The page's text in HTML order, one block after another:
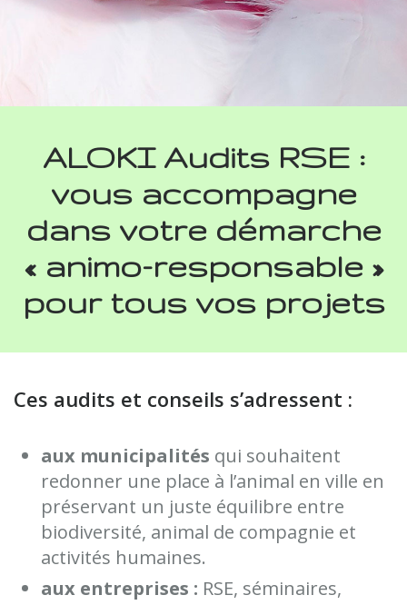
ALOKI Audits RSE :
vous accompagne
dans votre démarche
« animo-responsable »
pour tous vos projets
Ces audits et conseils s’adressent :
aux municipalités qui souhaitent
redonner une place à l’animal en ville en
préservant un juste équilibre entre
biodiversité, animal de compagnie et
activités humaines.
aux entreprises : RSE, séminaires,